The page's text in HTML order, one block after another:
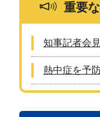
重要
知事記者会
熱中症を予